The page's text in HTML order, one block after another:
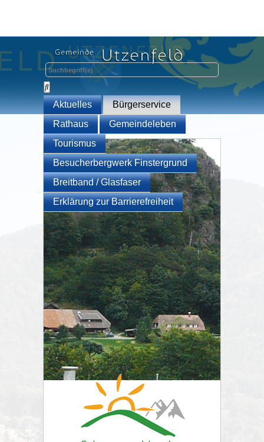
Aktuelles
Bürgerservice
Rathaus
Gemeindeleben
Tourismus
Besucherbergwerk Finstergrund
Breitband / Glasfaser
Erklärung zur Barrierefreiheit